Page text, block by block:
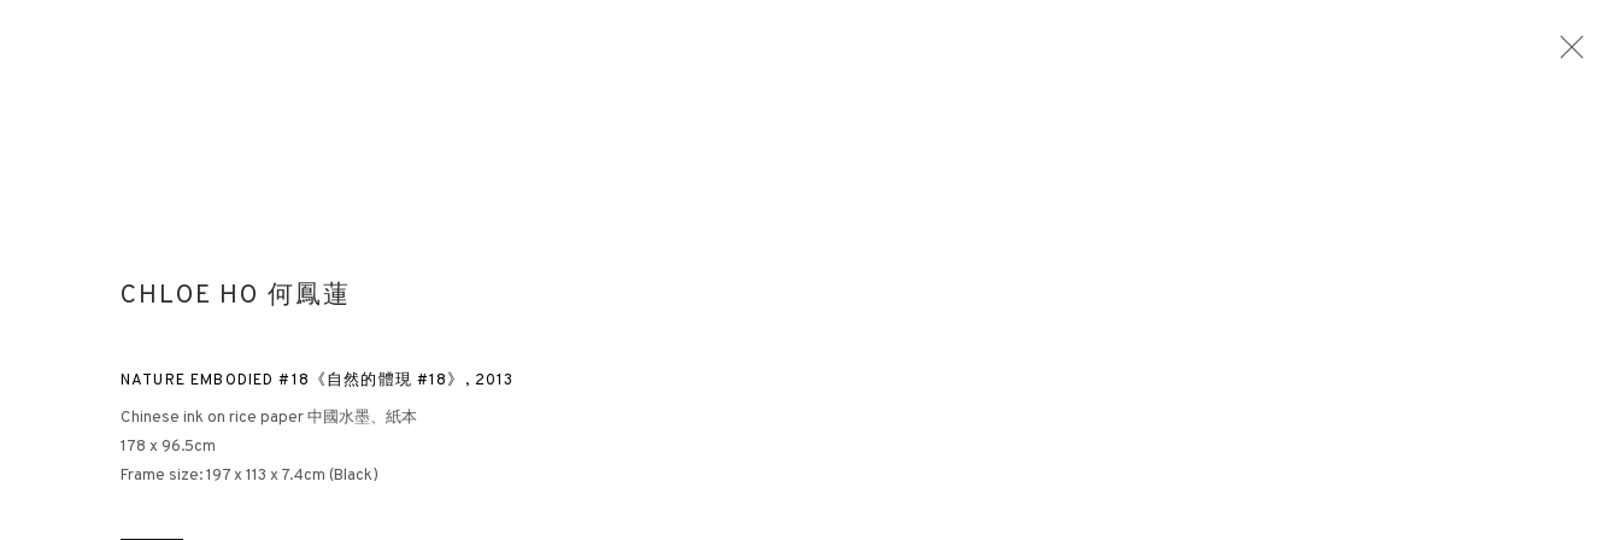
何鳳蓮藝術沙龍 2025年10月15日 - 11月15日
倫敦
CHLOE HO 何鳳蓮
NATURE EMBODIED #18《自然的體現 #18》 , 2013
Chinese ink on rice paper 中國水墨、紙本
178 x 96.5cm
Frame size: 197 x 113 x 7.4cm (Black)